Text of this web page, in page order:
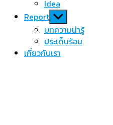
menu
Idea
Report Show
sub
menu
บทความน่ารู้
ประเด็นร้อน
เกี่ยวกับเรา